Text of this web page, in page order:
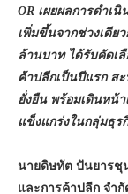
OR เผยผลการดำเ
เพิ่มขึ้นจากช่วงเดีย
ล้านบาท ได้รับคัดเ
ค้าปลีกเป็นปีแรก ส
ยั่งยืน พร้อมเดินหน้
แข็งแกร่งในกลุ่มธุร
นายดิษทัต ปันยารชุ
และการค้าปลีก จำ